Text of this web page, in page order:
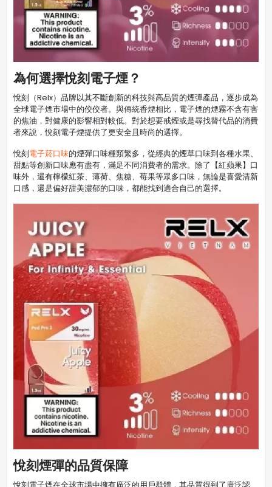
為何選擇悅刻電子煙？
悅刻（Relx）品牌以其不斷創新的科技與高品質的煙彈產品，逐步成為
全球電子煙市場中的佼佼者。與傳統香煙相比，電子煙的煙霧不含有害
的焦油，對健康的影響相對較低。對於想要戒煙或是尋找替代品的消費
者來說，悅刻電子煙提供了更安全且時尚的選擇。
悅刻電子菸口味的煙彈口味種類繁多，從經典的煙草口味到各種水果、
甜點等創新口味應有盡有，滿足不同消費者的需求。除了【紅蘋果】口
味外，還有檸檬紅茶、薄荷、焦糖、莓果等眾多口味，無論是喜愛清新
口感，還是偏好甜美濃郁的口味，都能找到適合自己的選擇。
悅刻煙彈的品質保障
悅刻電子煙在全球市場中擁有廣泛的用戶群體，其品質得到了廣泛認